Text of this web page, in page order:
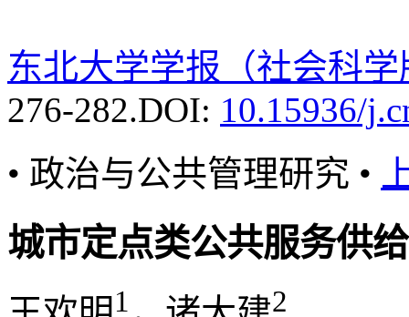
东北大学学报（社会科学
276-282.DOI: 10.15936/
• 政治与公共管理研究 •
城市定点类公共服务供
1 2